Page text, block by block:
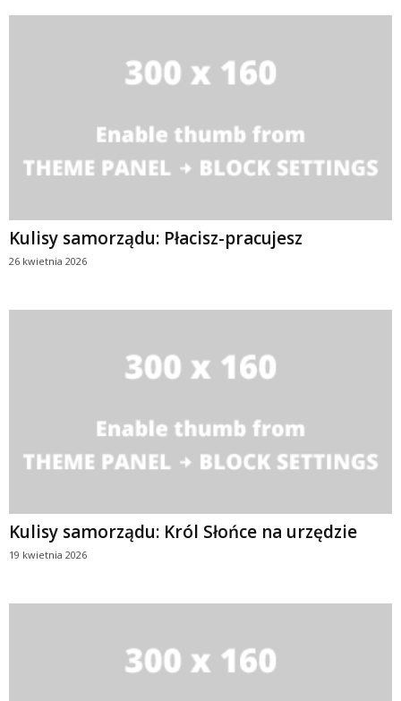
Kulisy samorządu: Płacisz-pracujesz
26 kwietnia 2026
Kulisy samorządu: Król Słońce na urzędzie
19 kwietnia 2026